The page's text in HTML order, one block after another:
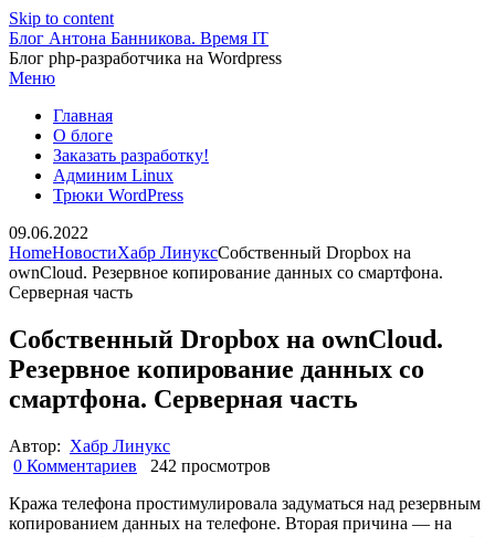
Skip to content
Блог Антона Банникова. Время IT
Блог php-разработчика на Wordpress
Меню
Главная
О блоге
Заказать разработку!
Админим Linux
Трюки WordPress
09.06.2022
HomeНовостиХабр ЛинуксСобственный Dropbox на
ownCloud. Резервное копирование данных со смартфона.
Серверная часть
Собственный Dropbox на ownCloud.
Резервное копирование данных со
смартфона. Серверная часть
Автор: Хабр Линукс
0 Комментариев
242 просмотров
Кража телефона простимулировала задуматься над резервным
копированием данных на телефоне. Вторая причина — на